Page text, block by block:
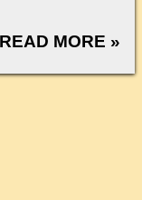
모든 불안,
정입니다. 그래
떻게 움직이
주 쉽게 풀어
English Why
for
울까요? 세
READ MORE »